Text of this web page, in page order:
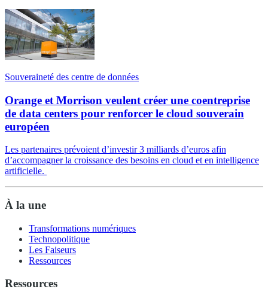
Souveraineté des centre de données
Orange et Morrison veulent créer une coentreprise
de data centers pour renforcer le cloud souverain
européen
Les partenaires prévoient d’investir 3 milliards d’euros afin
d’accompagner la croissance des besoins en cloud et en intelligence
artificielle.
À la une
Transformations numériques
Technopolitique
Les Faiseurs
Ressources
Ressources